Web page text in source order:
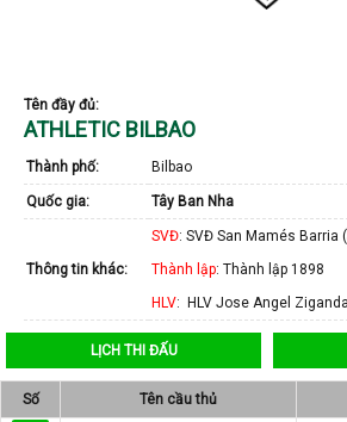
Tên đầy đủ:
ATHLETIC BILBAO
Thành phố: Bilbao
Quốc gia: Tây Ban Nha
Thông tin khác:
SVĐ: SVĐ San Mamés Barria
Thành lập: Thành lập 1898
HLV: HLV Jose Angel Ziganda
LỊCH THI ĐẤU
Số Tên cầu thủ